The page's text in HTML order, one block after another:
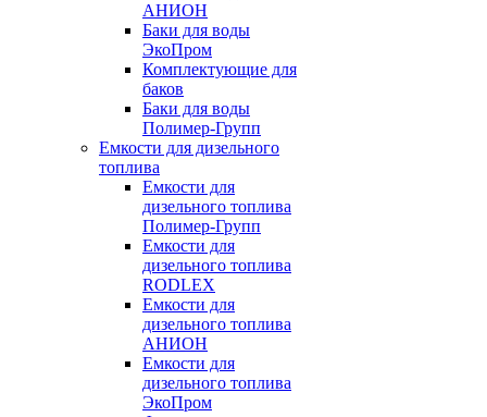
АНИОН
Баки для воды
ЭкоПром
Комплектующие для
баков
Баки для воды
Полимер-Групп
Емкости для дизельного
топлива
Емкости для
дизельного топлива
Полимер-Групп
Емкости для
дизельного топлива
RODLEX
Емкости для
дизельного топлива
АНИОН
Емкости для
дизельного топлива
ЭкоПром